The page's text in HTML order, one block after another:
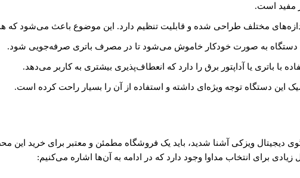
مفید است.
مختلف طراحی شده و قابلیت تنظیم دارد. این موضوع باعث می‌شود که همه
دستگاه به صورت خودکار خاموش می‌شود تا در مصرف باتری صرفه‌جویی شود.
با باتری یا آداپتور برق را دارد که انعطاف‌پذیری بیشتری به کاربر می‌دهد.
این دستگاه توجه ویژه‌ای داشته و استفاده از آن را بسیار راحت کرده است.
دیجیتال ویزکی آشنا شدید، باید یک فروشگاه مطمئن و معتبر برای خرید این
زیادی برای انتخاب مداوا وجود دارد که در ادامه به آن‌ها اشاره می‌کنیم: